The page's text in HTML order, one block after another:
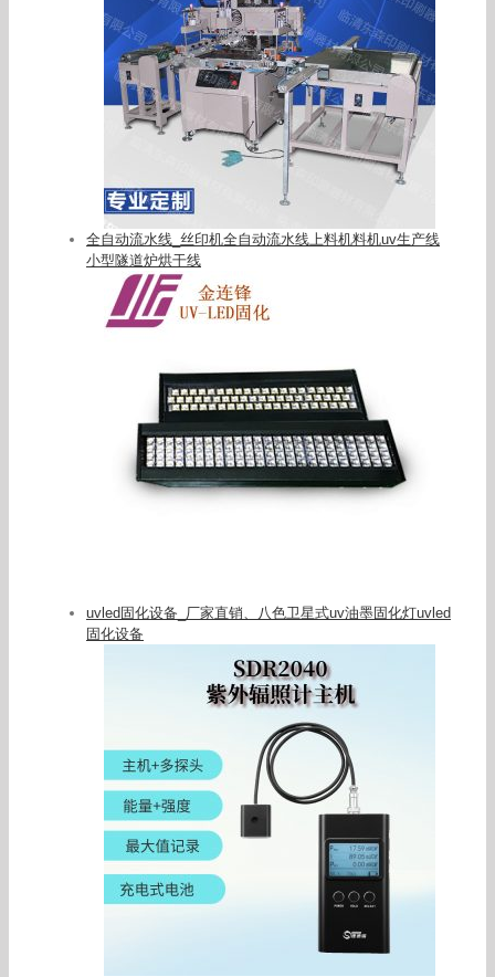
全自动流水线_丝印机全自动流水线上料机料机uv生产线
小型隧道炉烘干线
uvled固化设备_厂家直销、八色卫星式uv油墨固化灯uvled
固化设备